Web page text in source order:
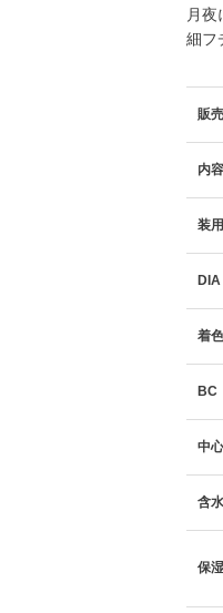
月
細フ
販
内容
装
DIA
着
BC
中
含
保